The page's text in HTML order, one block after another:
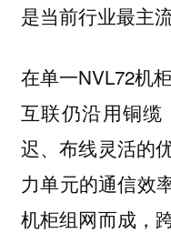
是当前行业最主
在单一NVL72机
互联仍沿用铜缆
迟、布线灵活的
力单元的通信效
机柜组网而成，